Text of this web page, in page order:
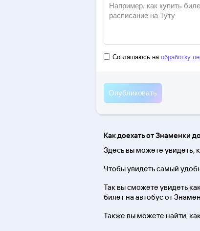
Соглашаюсь на обработку
Как доехать от Знаменки
Здесь вы можете увидеть,
Чтобы увидеть самый
Так вы сможете увидеть
билет на автобус от
Также вы можете найти,